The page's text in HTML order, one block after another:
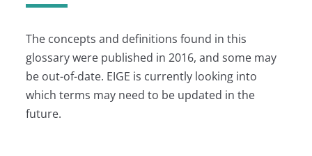
The concepts and definitions found in this
glossary were published in 2016, and some may
be out-of-date. EIGE is currently looking into
which terms may need to be updated in the
future.